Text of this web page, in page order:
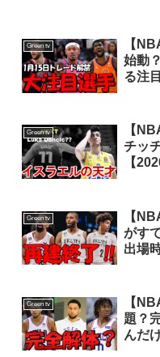
Green tv
【
始動
る注
Green tv
【
チッ
【
Green tv
【
がす
出場
Green tv
【
題？
んだ